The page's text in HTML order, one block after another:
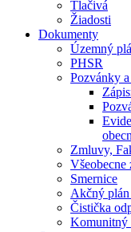
Tlačivá
Žiadosti
Dokumenty
Územný
PHSR
Pozvánky
Zmluvy,
Všeobecne
Smernice
Akčný plán
Čistička
Komunitný